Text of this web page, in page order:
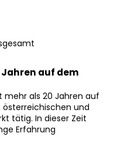
Jahren auf dem
mehr als 20 Jahren auf
österreichischen und
tätig. In dieser Zeit
Erfahrung